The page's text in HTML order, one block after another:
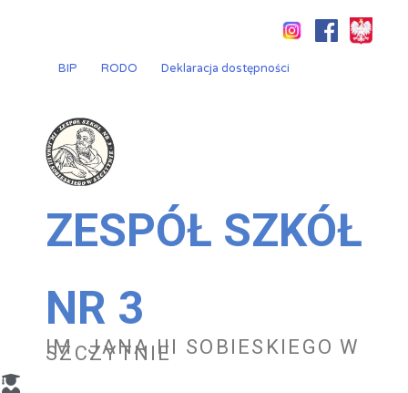
BIP
RODO Deklaracja dostępności
ZESPÓŁ SZKÓŁ
NR 3
IM. JANA III SOBIESKIEGO W
SZCZYTNIE